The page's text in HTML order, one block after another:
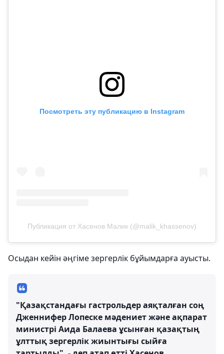
Посмотреть эту публикацию в Instagram
Публикация от Хасенов Малик (@malik_khassenov)
Осыдан кейін әңгіме зергерлік бұйымдарға ауысты.
"Қазақстандағы гастрольдер аяқталған соң
Дженнифер Лопеске мәдениет және ақпарат
министрі Аида Балаева ұсынған қазақтың
ұлттық зергерлік жиынтығы сыйға